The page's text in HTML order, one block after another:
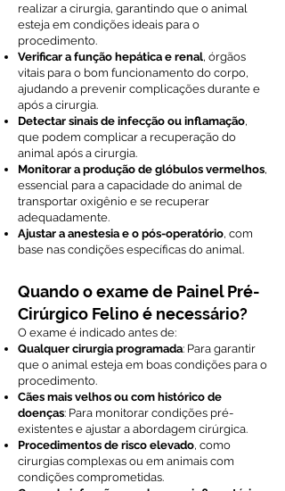
realizar a cirurgia, garantindo que o animal
esteja em condições ideais para o
procedimento.
Verificar a função hepática e renal, órgãos
vitais para o bom funcionamento do corpo,
ajudando a prevenir complicações durante e
após a cirurgia.
Detectar sinais de infecção ou inflamação,
que podem complicar a recuperação do
animal após a cirurgia.
Monitorar a produção de glóbulos vermelhos,
essencial para a capacidade do animal de
transportar oxigênio e se recuperar
adequadamente.
Ajustar a anestesia e o pós-operatório, com
base nas condições específicas do animal.
Quando o exame de Painel Pré-
Cirúrgico Felino é necessário?
O exame é indicado antes de:
Qualquer cirurgia programada: Para garantir
que o animal esteja em boas condições para o
procedimento.
Cães mais velhos ou com histórico de
doenças: Para monitorar condições pré-
existentes e ajustar a abordagem cirúrgica.
Procedimentos de risco elevado, como
cirurgias complexas ou em animais com
condições comprometidas.